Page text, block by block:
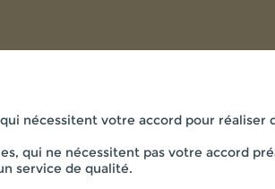
- CPIE SÈVRE ET BOCAGE - MAISON DE
nécessitent votre accord pour réaliser
qui ne nécessitent pas votre accord
service de qualité.